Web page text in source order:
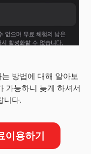
방법에 대해 알아보
가능하니 늦게 하셔서
니다.
이용하기